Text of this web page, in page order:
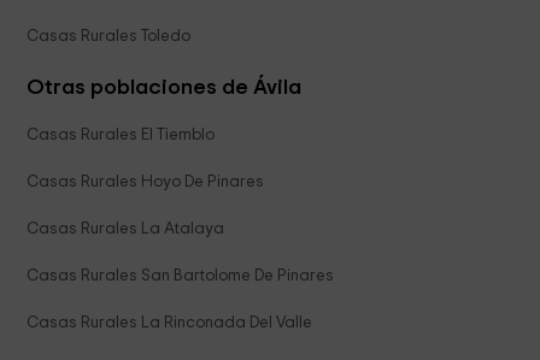
Casas Rurales Toledo
Otras poblaciones de Ávila
Casas Rurales El Tiemblo
Casas Rurales Hoyo De Pinares
Casas Rurales La Atalaya
Casas Rurales San Bartolome De Pinares
Casas Rurales La Rinconada Del Valle